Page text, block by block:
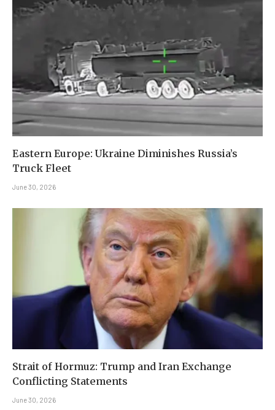
Eastern Europe: Ukraine Diminishes Russia’s
Truck Fleet
June 30, 2026
Strait of Hormuz: Trump and Iran Exchange
Conflicting Statements
June 30, 2026